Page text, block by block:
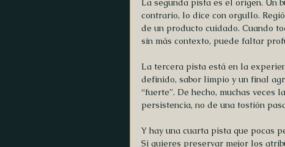
La segunda pista es el origen. Un
contrario, lo dice con orgullo.
de un producto cuidado. Cuando
sin más contexto, puede faltar
La tercera pista está en la
definido, sabor limpio y un final
“fuerte”. De hecho, muchas
persistencia, no de una tostión
Y hay una cuarta pista que pocas
Si quieres preservar mejor los